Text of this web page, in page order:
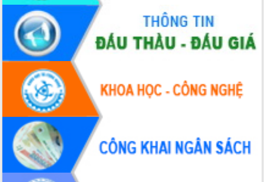
Đoàn đại biểu Quốc hội tỉnh Đắk Lắk
trao đổi thông tin trước Kỳ họp thứ
nhất, Quốc hội khóa XVI
Quyết liệt cải cách hành chính, khơi
thông nguồn lực phát triển
Nâng cao hiệu lực, hiệu quả HĐND
tỉnh thông qua hiện đại hóa hành chính
Xã Ea Phê gắn cải cách hành chính với
chuyển đổi số
Phó Chủ tịch Thường trực UBND tỉnh
Hồ Thị Nguyên Thảo làm việc tại Trung
tâm Phục vụ hành chính công xã Ea
Phê
Xây dựng nền hành chính số đồng